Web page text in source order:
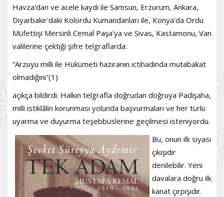
Havza'dan ve acele kaydı ile Samsun, Erzurum, Ankara,
Diyarbakır'daki Kolordu Kumandanları ile, Konya'da Ordu
Müfettişi Mersinli Cemal Paşa'ya ve Sivas, Kastamonu, Van
valilerine çektiği şifre telgraflarda:
“Arzuyu milli ile Hükümeti hazıranın ictihadında mutabakat
olmadığını”(1)
açıkça bildirdi. Halkın telgrafla doğrudan doğruya Padişaha,
milli istiklâlin korunması yolunda başvurmaları ve her türlü
uyarma ve duyurma teşebbüslerine geçilmesi isteniyordu.
Bu, onun ilk siyasi
çıkışıdır
denilebilir. Yeni
davalara doğru ilk
kanat çırpışıdır.